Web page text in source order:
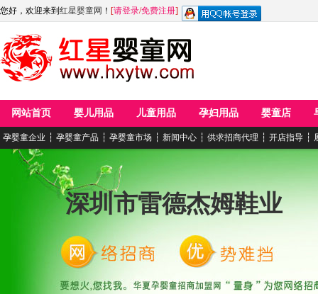
您好，欢迎来到 红星婴童网 ！ [请登录/免费注册]
网站首页 婴儿用品 儿童用品 孕妇用品 婴童店
孕婴童企业 ┆ 孕婴童产品 ┆ 孕婴童市场 ┆ 新闻中心 ┆ 供求招商代理 ┆ 开店指导 ┆
深圳市雷德杰姆鞋业